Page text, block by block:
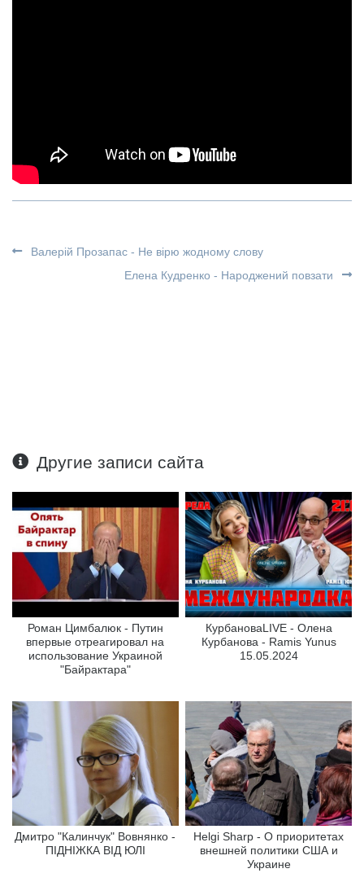
Валерій Прозапас - Не вірю жодному слову
Елена Кудренко - Народжений повзати
Другие записи сайта
Роман Цимбалюк - Путин
впервые отреагировал на
использование Украиной
"Байрактара"
КурбановаLIVE - Олена
Курбанова - Ramis Yunus
15.05.2024
Дмитро "Калинчук" Вовнянко -
ПІДНІЖКА ВІД ЮЛІ
Helgi Sharp - О приоритетах
внешней политики США и
Украине